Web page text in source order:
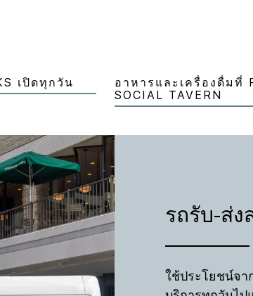
เปิดทุกวัน
อาหารและเครื่องดื่มที่
SOCIAL TAVERN
รถรับ-ส่ง
ใช้ประโยชน์จา